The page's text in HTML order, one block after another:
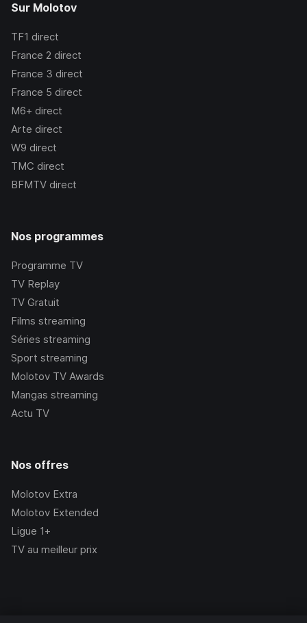
Sur Molotov
TF1 direct
France 2 direct
France 3 direct
France 5 direct
M6+ direct
Arte direct
W9 direct
TMC direct
BFMTV direct
Nos programmes
Programme TV
TV Replay
TV Gratuit
Films streaming
Séries streaming
Sport streaming
Molotov TV Awards
Mangas streaming
Actu TV
Nos offres
Molotov Extra
Molotov Extended
Ligue 1+
TV au meilleur prix